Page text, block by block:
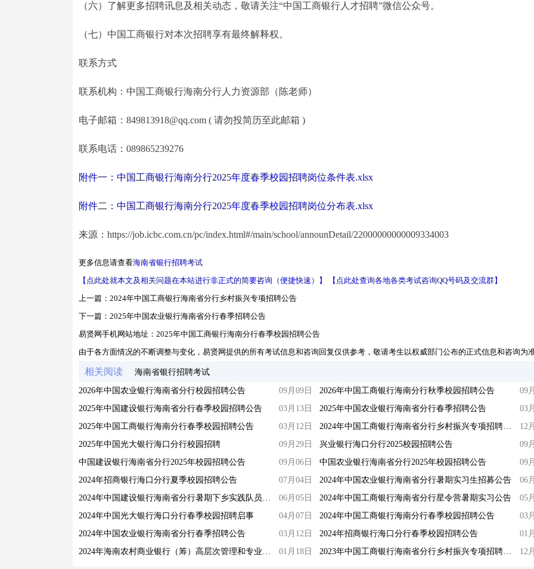
（六）了解更多招聘讯息及相关动态，敬请关注“中国工商银行人才招聘”微信公众号。
（七）中国工商银行对本次招聘享有最终解释权。
联系方式
联系机构：中国工商银行海南分行人力资源部（陈老师）
电子邮箱：849813918@qq.com ( 请勿投简历至此邮箱 )
联系电话：089865239276
附件一：中国工商银行海南分行2025年度春季校园招聘岗位条件表.xlsx
附件二：中国工商银行海南分行2025年度春季校园招聘岗位分布表.xlsx
来源：https://job.icbc.com.cn/pc/index.html#/main/school/announDetail/22000000000009334003
更多信息请查看海南省银行招聘考试
【点此处就本文及相关问题在本站进行非正式的简要咨询（便捷快速）】
【点此处查询各地各类考试咨询QQ号码及交流群】
上一篇： 2024年中国工商银行海南省分行乡村振兴专项招聘公告
下一篇： 2025年中国农业银行海南省分行春季招聘公告
易贤网手机网站地址： 2025年中国工商银行海南分行春季校园招聘公告
由于各方面情况的不断调整与变化，易贤网提供的所有考试信息和咨询回复仅供参考，敬请考生以权威部门公布的正式信息和咨询为
相关阅读 海南省银行招聘考试
2026年中国农业银行海南省分行校园招聘公告 09月09日 2026年中国工商银行海南分行秋季校园招聘公告
09
2025年中国建设银行海南省分行春季校园招聘公告
03月13日 2025年中国农业银行海南省分行春季招聘公告
03
2025年中国工商银行海南分行春季校园招聘公告
03月12日 2024年中国工商银行海南省分行乡村振兴专项招聘公告
12
2025年中国光大银行海口分行校园招聘
09月29日 兴业银行海口分行2025校园招聘公告
09
中国建设银行海南省分行2025年校园招聘公告
09月06日 中国农业银行海南省分行2025年校园招聘公告
09
2024年招商银行海口分行夏季校园招聘公告
07月04日 2024年中国农业银行海南省分行暑期实习生招募公告
06
2024年中国建设银行海南省分行暑期下乡实践队员招聘公告
06月05日 2024年中国工商银行海南省分行星令营暑期实习公告
05
2024年中国光大银行海口分行春季校园招聘启事
04月07日 2024年中国工商银行海南分行春季校园招聘公告
03
2024年中国农业银行海南省分行春季招聘公告
03月12日 2024年招商银行海口分行春季校园招聘公告
01
2024年海南农村商业银行（筹）高层次管理和专业人才社会招聘启事
01月18日 2023年中国工商银行海南省分行乡村振兴专项招聘公告 12